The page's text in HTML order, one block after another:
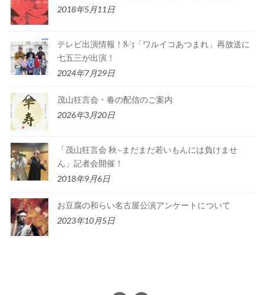
2018年5月11日
テレビ出演情報！8/3「ワルイコあつまれ」再放送に
七五三が出演！
2024年7月29日
茂山狂言会・春の配信のご案内
2026年3月20日
「茂山狂言会 秋~まだまだ若いもんには負けませ
ん」記者会開催！
2018年9月6日
お豆腐の和らい名古屋公演アンケートについて
2023年10月5日